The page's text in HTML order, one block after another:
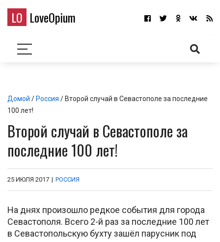
LO LoveOpium
Домой / Россия / Второй случай в Севастополе за последние
100 лет!
Второй случай в Севастополе за
последние 100 лет!
25 ИЮЛЯ 2017 | РОССИЯ
На днях произошло редкое события для города
Севастополя. Всего 2-й раз за последние 100 лет
в Севастопольскую бухту зашёл парусник под